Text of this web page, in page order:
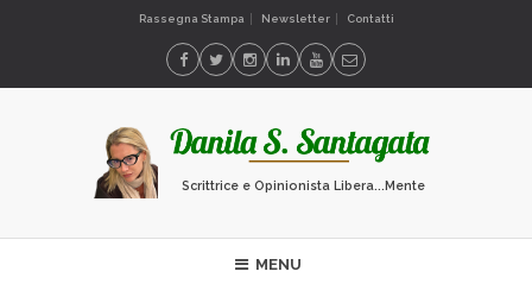
Rassegna Stampa Newsletter Contatti
Scrittrice e Opinionista Libera...Mente
MENU